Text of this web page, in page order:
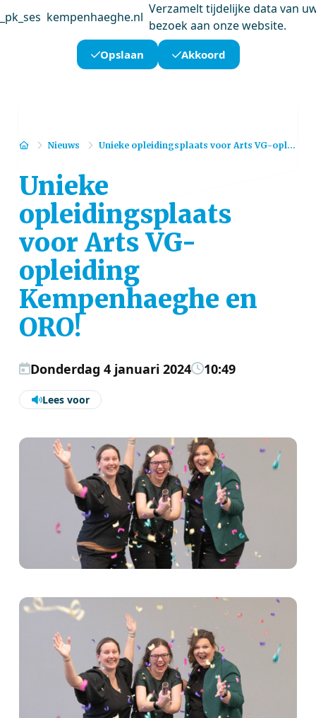
_pk_ses kempenhaeghe.nl
Verzamelt tijdelijke data van
bezoek aan onze website.
Opslaan Akkoord
HomeNieuws Unieke opleidingsplaats voor Arts VG-opl...
Unieke
opleidingsplaats
voor Arts VG-
opleiding
Kempenhaeghe en
ORO!
Donderdag 4 januari 2024 10:49
Lees voor